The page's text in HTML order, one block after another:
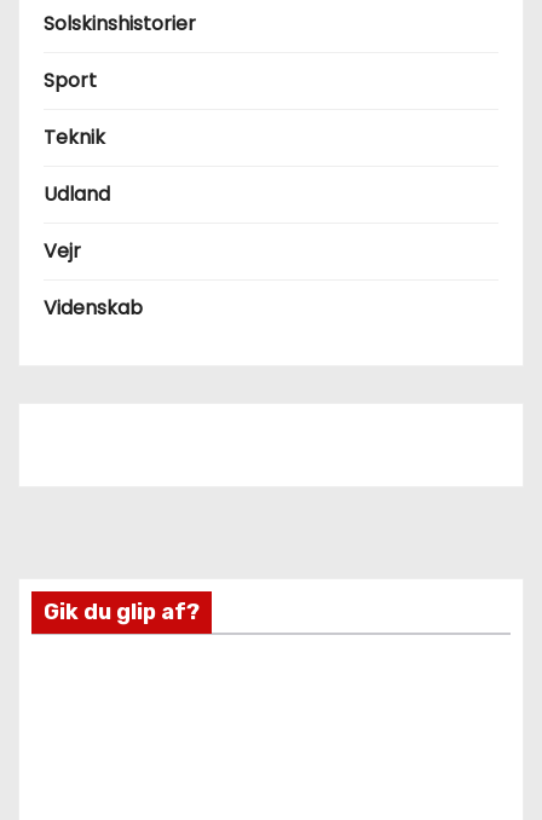
Solskinshistorier
Sport
Teknik
Udland
Vejr
Videnskab
Gik du glip af?